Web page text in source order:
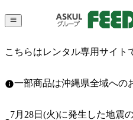
こちらはレンタル専用サイト
一部商品は沖縄県全域への
7月28日(火)に発生した地震